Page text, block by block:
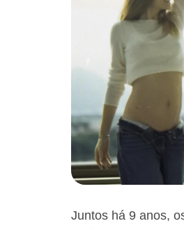
Juntos há 9 anos,